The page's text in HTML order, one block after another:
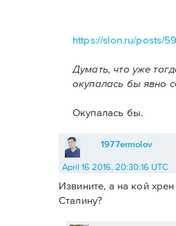
https://slon.ru/posts/
Думать, что уже
окупалась бы явно
Окупалась бы.
1977ermolov
April 16 2016, 20:30:16 UTC
Извините, а на кой
Сталину?